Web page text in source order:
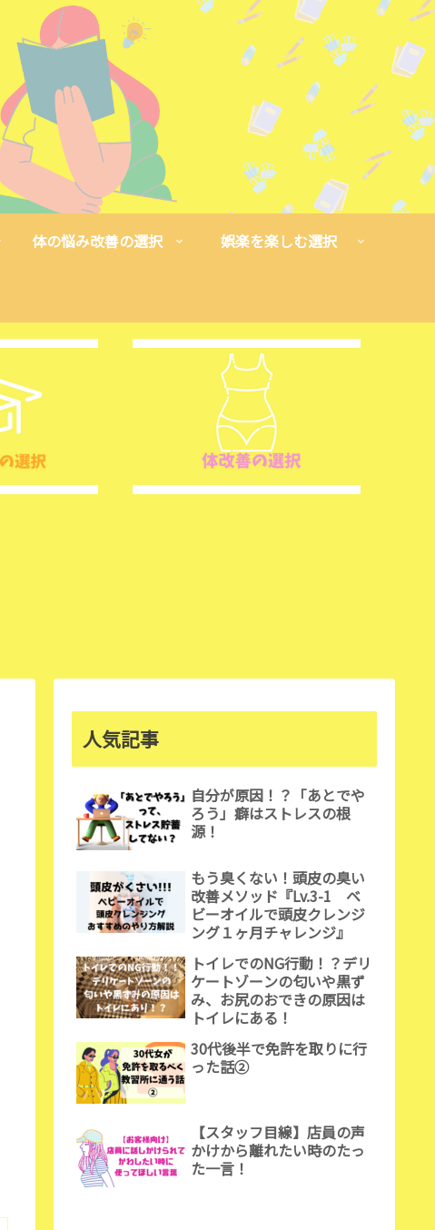
体の悩み改善の選択 娯楽を楽しむ選択
人気記事
自分が原因！？「あとでや
ろう」癖はストレスの根
源！
もう臭くない！頭皮の臭い
改善メソッド『Lv.3-1 ベ
ビーオイルで頭皮クレンジ
ング１ヶ月チャレンジ』
トイレでのNG行動！？デリ
ケートゾーンの匂いや黒ず
み、お尻のおできの原因は
トイレにある！
30代後半で免許を取りに行
った話②
【スタッフ目線】店員の声
かけから離れたい時のたっ
た一言！